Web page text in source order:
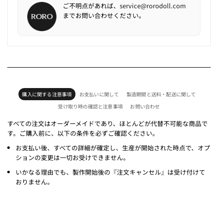
ご不明点があれば、 service@rorodoll.com
までお問い合わせください。
購入に関する注意事項 お支払いに関して
製造期間と送料・配送に関して
受け取り時の確認と注意事項
お問い合わせ
すべての注文はオーダーメイドであり、ほとんどが代替不可能な商品で
す。ご購入前に、以下の条件を必ずご確認ください。
お支払い後、すべての詳細が確定し、生産が開始された時点で、オプ
ションの変更は一切お受けできません。
いかなる理由でも、製作開始後の『注文キャンセル』は受け付けて
おりません。